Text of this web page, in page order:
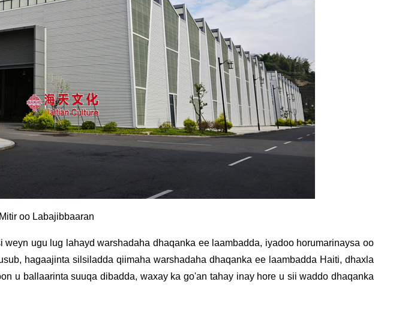
oo Labajibbaaran
ugu lug lahayd warshadaha dhaqanka ee laambadda, iyadoo horumarinaysa oo
hagaajinta silsiladda qiimaha warshadaha dhaqanka ee laambadda Haiti, dhaxla
u ballaarinta suuqa dibadda, waxay ka go'an tahay inay hore u sii waddo dhaqanka